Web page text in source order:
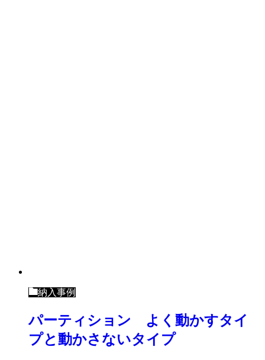
納入事例
パーティション よく動かすタイ
プと動かさないタイプ